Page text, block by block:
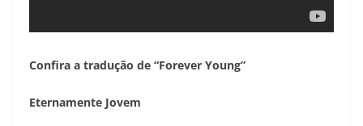
Confira a tradução de “Forever Young”
Eternamente Jovem